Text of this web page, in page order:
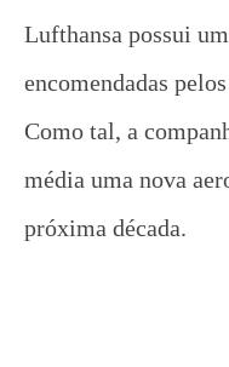
Lufthansa possui
encomendadas
Como tal, a
média uma nova
próxima década.